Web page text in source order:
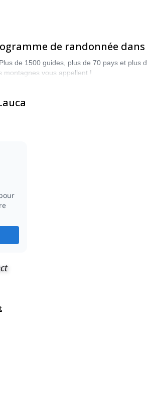
de randonnée
de 1500 guides, plus de 70 pays et
montagnes vous appellent !